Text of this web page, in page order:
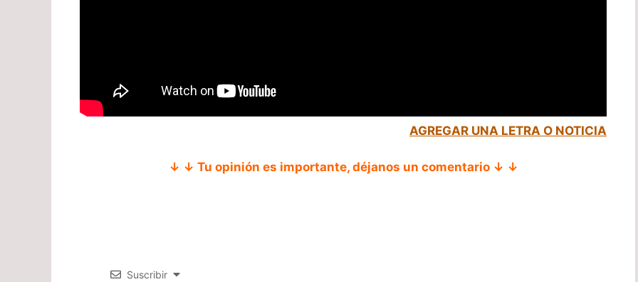
AGREGAR UNA LETRA O NOTICIA
↓ ↓ Tu opinión es importante, déjanos un comentario ↓ ↓
Suscribir